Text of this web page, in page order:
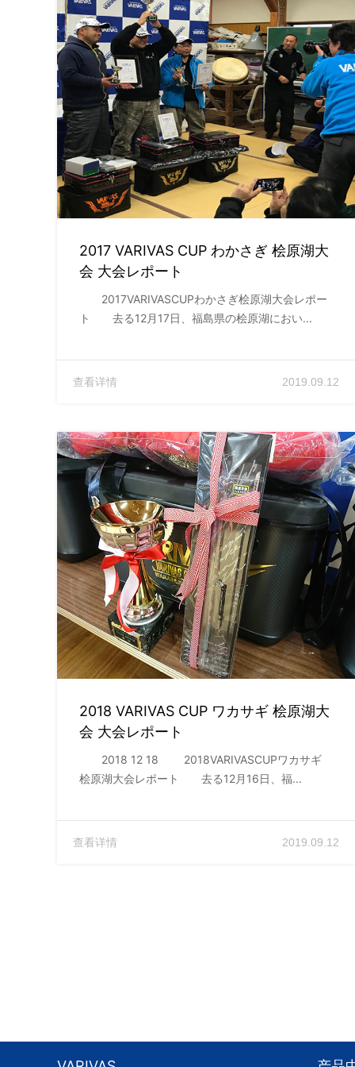
2017 VARIVAS CUP わかさぎ 桧原湖大
会 大会レポート
2017VARIVASCUPわかさぎ桧原湖大会レポー
ト 去る12月17日、福島県の桧原湖におい...
查看详情 2019.09.12
2018 VARIVAS CUP ワカサギ 桧原湖大
会 大会レポート
2018 12 18 2018VARIVASCUPワカサギ
桧原湖大会レポート 去る12月16日、福...
查看详情 2019.09.12